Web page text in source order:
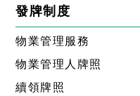
發牌制度
物業管理服務
物業管理人牌照
續領牌照